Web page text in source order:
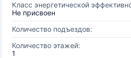
Класс энергетической
Не присвоен
Количество подъездов:
Количество этажей:
1